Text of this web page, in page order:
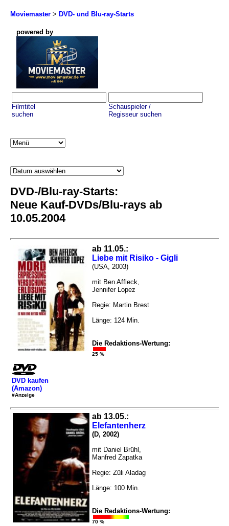
Moviemaster > DVD- und Blu-ray-Starts
powered by
Filmtitel
suchen
Schauspieler /
Regisseur suchen
DVD-/Blu-ray-Starts:
Neue Kauf-DVDs/Blu-rays ab
10.05.2004
ab 11.05.:
Liebe mit Risiko - Gigli
(USA, 2003)
mit Ben Affleck,
Jennifer Lopez
Regie: Martin Brest
Länge: 124 Min.
Die Redaktions-Wertung:
25 %
DVD kaufen
(Amazon)
#Anzeige
ab 13.05.:
Elefantenherz
(D, 2002)
mit Daniel Brühl,
Manfred Zapatka
Regie: Züli Aladag
Länge: 100 Min.
Die Redaktions-Wertung:
70 %